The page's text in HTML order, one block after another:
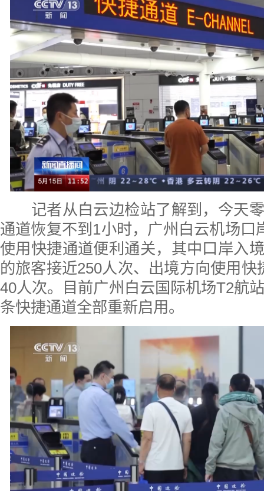
记者从白云边检站了解到，今天零
通道恢复不到1小时，广州白云机场口
使用快捷通道便利通关，其中口岸入
的旅客接近250人次、出境方向使用快
40人次。目前广州白云国际机场T2航
条快捷通道全部重新启用。